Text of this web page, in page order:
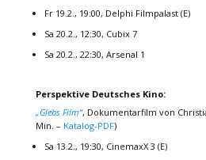
Fr 19.2., 19:00, Delphi Filmpalast (E)
Sa 20.2., 12:30, Cubix 7
Sa 20.2., 22:30, Arsenal 1
Perspektive Deutsches Kino:
„Glebs Film“, Dokumentarfilm von
Min. – Katalog-PDF)
Sa 13.2., 19:30, CinemaxX 3 (E)